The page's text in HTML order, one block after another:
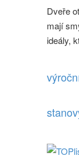
Dveře
mají
ideály,